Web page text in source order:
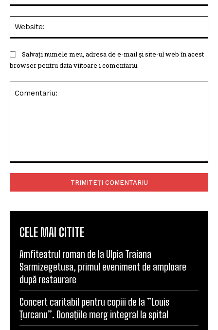
Salvați numele meu, adresa de e-mail și site-ul web în acest
browser pentru data viitoare i comentariu.
CELE MAI CITITE
Amfiteatrul roman de la Ulpia Traiana
Sarmizegetusa, primul eveniment de amploare
după restaurare
Concert caritabil pentru copiii de la ”Louis
Țurcanu”. Donațiile merg integral la spital